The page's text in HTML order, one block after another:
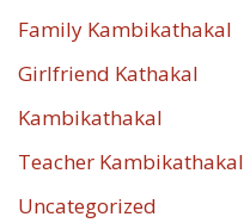
Family Kambikathakal
Girlfriend Kathakal
Kambikathakal
Teacher Kambikathakal
Uncategorized